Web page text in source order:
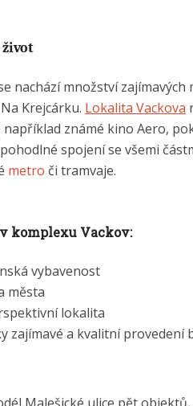
život
nachází množství
Krejcárku. Lokalita Vackova
známé kino Aero,
spojení se všemi
metro či tramvaje.
komplexu Vackov:
vybavenost
města
lokalita
zajímavé a kvalitní provedení